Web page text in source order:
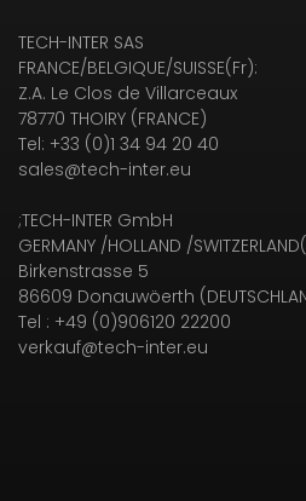
TECH-INTER SAS
FRANCE/BELGIQUE/SUISSE(Fr):
Z.A. Le Clos de Villarceaux
78770 THOIRY (FRANCE)
Tel: +33 (0)1 34 94 20 40
sales@tech-inter.eu
;TECH-INTER GmbH
GERMANY /HOLLAND /
Birkenstrasse 5
86609 Donauwöerth
Tel : +49 (0)906120 22200
verkauf@tech-inter.eu